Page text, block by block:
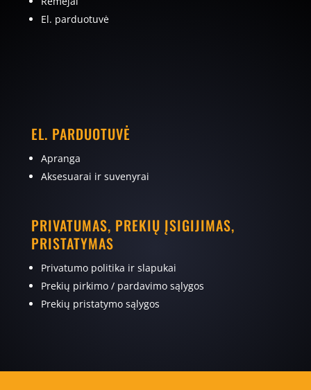
El. parduotuvė
EL. PARDUOTUVĖ
Apranga
Aksesuarai ir suvenyrai
PRIVATUMAS, PREKIŲ ĮSIGIJIMAS,
PRISTATYMAS
Privatumo politika ir slapukai
Prekių pirkimo / pardavimo sąlygos
Prekių pristatymo sąlygos